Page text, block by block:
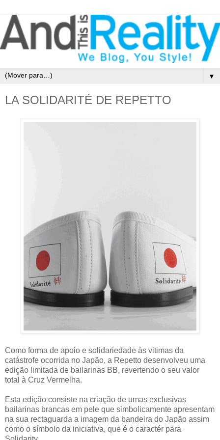
▼
LA SOLIDARITÉ DE REPETTO
Como forma de apoio e solidariedade às vitimas da
catástrofe ocorrida no Japão, a Repetto desenvolveu uma
edição limitada de bailarinas BB, revertendo o seu valor
total à Cruz Vermelha.
Esta edição consiste na criação de umas exclusivas
bailarinas brancas em pele que simbolicamente apresentam
na sua rectaguarda a imagem da bandeira do Japão assim
como o símbolo da iniciativa, que é o caractér para